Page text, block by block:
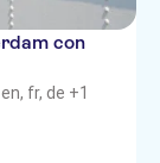
con
en, fr, de +1